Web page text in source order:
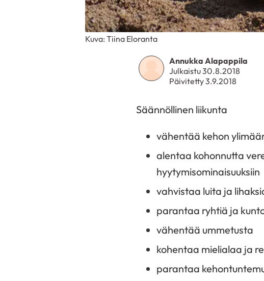
Annukka Alapappila
Julkaistu 30.8.2018
Päivitetty 3.9.2018
Kuva: Tiina Eloranta
Säännöllinen liikunta
vähentää kehon
alentaa kohonnutta
hyytymisominaisuuksiin
vahvistaa luita ja
parantaa ryhtiä ja
vähentää ummetusta
kohentaa mielialaa ja
parantaa